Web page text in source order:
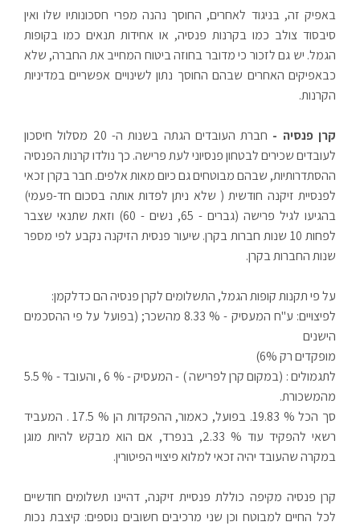
באפיק זה, בניגוד לאחרים, החוסך נהנה מפרי חסכונותיו שלו ואין
סיבסוד צולב כמו בקרנות פנסיה, או אחידות תנאים כמו בקופות
הגמל. יש גם לזכור כי מדובר בחוזה ביטוח המחייב את החברה, שלא
כבאפיקים האחרים שבהם החוסך נתון לשינויים אפשריים במדיניות
הקרנות.
קרן פנסיה -
חברת העובדים הגתה בשנות ה- 20 מסלול חיסכון
לעובדים שכירים לבטחון פנסיוני לעת פרישה. כך נולדו קרנות הפנסיה
ההסתדרותיות, שבהם מבוטחים גם כיום מאות אלפים. חבר בקרן זכאי
לפנסיית זיקנה חודשית ( שלא ניתן לפדות אותה בסכום חד-פעמי)
בהגיעו לגיל פרישה (גברים - 65, נשים - 60) וזאת שתנאי שצבר
לפחות 10 שנות חברות בקרן. שיעור פנסית הזיקנה נקבע לפי מספר
שנות החברות בקרן.
על פי תקנות קופות הגמל, התשלומים לקרן פנסיה הם כדלקמן:
לפיצויים: ע"ח המעסיק - % 8.33 מהשכר; (בפועל על פי ההסכמים
הישנים
מופקדים רק 6%)
לתגמולים : (במקום קרן לפרישה ) - המעסיק - % 6 , והעובד - % 5.5
מהמשכורת.
סך הכל % 19.83. בפועל, כאמור, ההפקדות הן % 17.5 . המעביד
רשאי להפקיד עוד % 2.33, בנפרד, אם הוא מבקש להיות מוגן
במקרה שהעובד יהיה זכאי למלוא פיצויי הפיטורין.
קרן פנסיה מקיפה כוללת פנסיית זיקנה, דהיינו תשלומים חודשיים
לכל החיים למבוטח וכן שני מרכיבים חשובים נוספים: קיצבת נכות